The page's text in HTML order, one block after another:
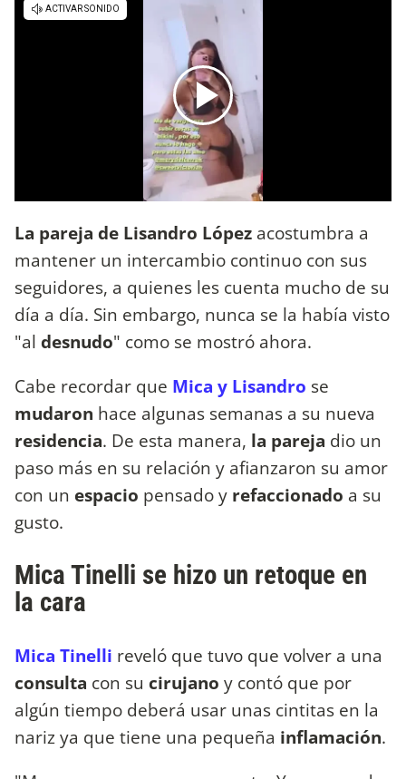
La pareja de Lisandro López acostumbra a
mantener un intercambio continuo con sus
seguidores, a quienes les cuenta mucho de su
día a día. Sin embargo, nunca se la había visto
"al desnudo" como se mostró ahora.
Cabe recordar que Mica y Lisandro se
mudaron hace algunas semanas a su nueva
residencia. De esta manera, la pareja dio un
paso más en su relación y afianzaron su amor
con un espacio pensado y refaccionado a su
gusto.
Mica Tinelli se hizo un retoque en
la cara
Mica Tinelli reveló que tuvo que volver a una
consulta con su cirujano y contó que por
algún tiempo deberá usar unas cintitas en la
nariz ya que tiene una pequeña inflamación.